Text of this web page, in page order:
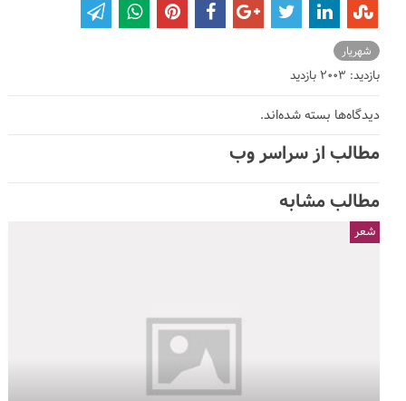
شهریار
بازدید: 2003 بازدید
دیدگاه‌ها بسته شده‌اند.
مطالب از سراسر وب
مطالب مشابه
شعر